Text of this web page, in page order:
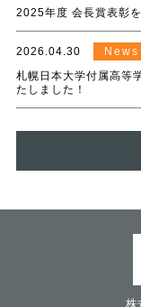
2025年度 会長賞表彰
2026.04.30
News
札幌日本大学付属高等
たしました！
株